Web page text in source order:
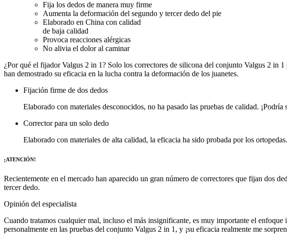
Fija los dedos de manera muy firme
Aumenta la deformación del segundo y tercer dedo del pie
Elaborado en China con calidad
de baja calidad
Provoca reacciones alérgicas
No alivia el dolor al caminar
¿Por qué el fijador Valgus 2 in 1? Solo los correctores de silicona del conjunto Valgus 2 in 1
han demostrado su eficacia en la lucha contra la deformación de los juanetes.
Fijación firme de dos dedos
Elaborado con materiales desconocidos, no ha pasado las pruebas de calidad. ¡Podría
Corrector para un solo dedo
Elaborado con materiales de alta calidad, la eficacia ha sido probada por los ortopedas.
¡ATENCIÓN!
Recientemente en el mercado han aparecido un gran número de correctores que fijan dos
tercer dedo.
Opinión del especialista
Cuando tratamos cualquier mal, incluso el más insignificante, es muy importante el
personalmente en las pruebas del conjunto Valgus 2 in 1, y ¡su eficacia realmente me